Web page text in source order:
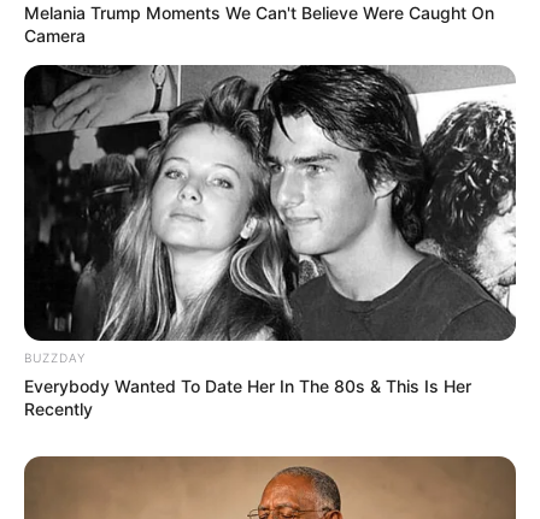
LIHAT ARTIKEL LAINNYA
Melania Trump Moments We Can't Believe Were Caught On
Camera
BUZZDAY
Everybody Wanted To Date Her In The 80s & This Is Her
Recently